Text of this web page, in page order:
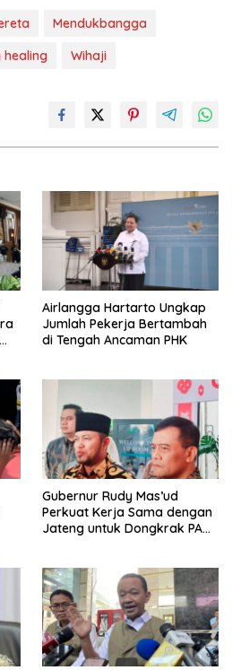
Mendukbangga
Wihaji
Airlangga Hartarto Ungkap
Jumlah Pekerja Bertambah
di Tengah Ancaman PHK
Gubernur Rudy Mas’ud
Perkuat Kerja Sama dengan
Jateng untuk Dongkrak PAD